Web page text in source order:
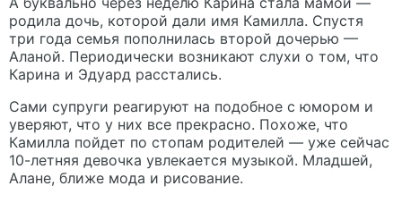
родила дочь, которой дали имя Камилла. Спустя
три года семья пополнилась второй дочерью —
Аланой. Периодически возникают слухи о том, что
Карина и Эдуард расстались.
Сами супруги реагируют на подобное с юмором и
уверяют, что у них все прекрасно. Похоже, что
Камилла пойдет по стопам родителей — уже сейчас
10-летняя девочка увлекается музыкой. Младшей,
Алане, ближе мода и рисование.